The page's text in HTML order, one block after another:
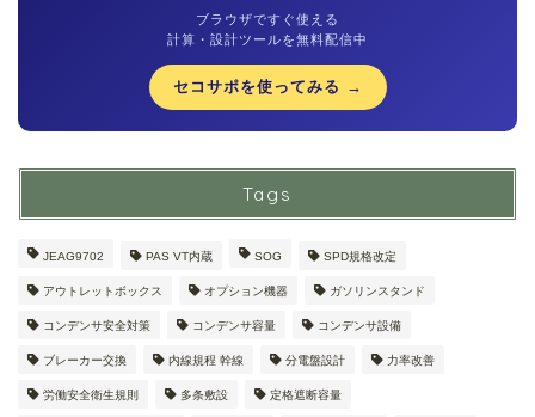
ブラウザですぐ使える
計算・設計ツールを無料配信中
セコサポを使ってみる →
Tags
JEAG9702 PAS VT内蔵 SOG SPD規格改定
アウトレットボックス オプション機器 ガソリンスタンド
コンデンサ安全対策 コンデンサ容量 コンデンサ設備
ブレーカー交換 内線規程 幹線 分電盤設計 力率改善
労働安全衛生規則 多条敷設 定格遮断容量